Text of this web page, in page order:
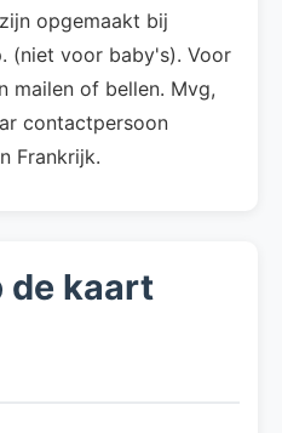
opgemaakt bij
(niet voor baby's). Voor
mailen of bellen. Mvg,
contactpersoon
Frankrijk.
de kaart